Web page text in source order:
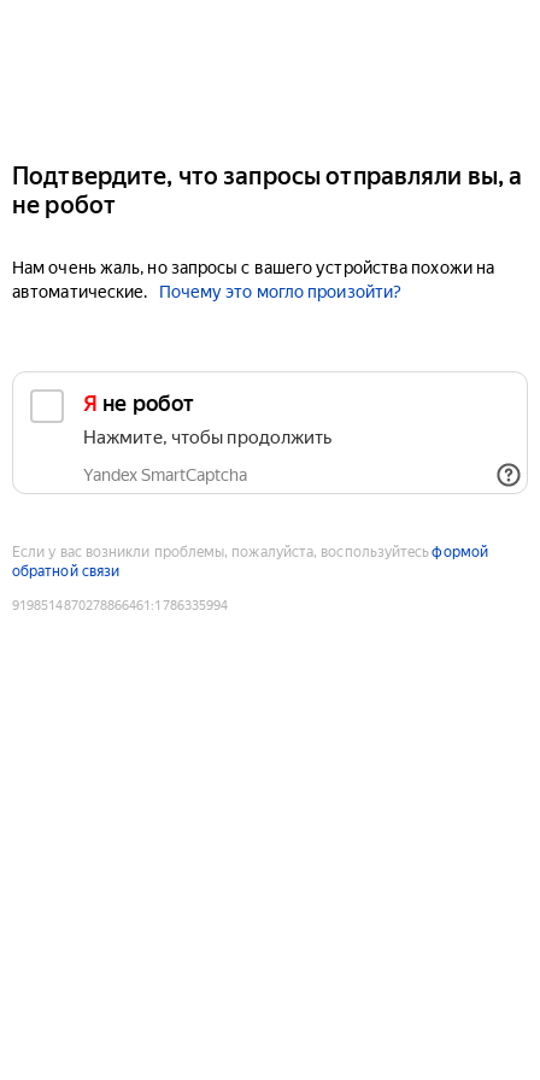
Подтвердите, что запросы отправляли вы, а
не робот
Нам очень жаль, но запросы с вашего устройства похожи на
автоматические.
Почему это могло произойти?
Я не робот
Нажмите, чтобы продолжить
Yandex SmartCaptcha
Если у вас возникли проблемы, пожалуйста, воспользуйтесьформой
обратной связи
9198514870278866461 :1786335994